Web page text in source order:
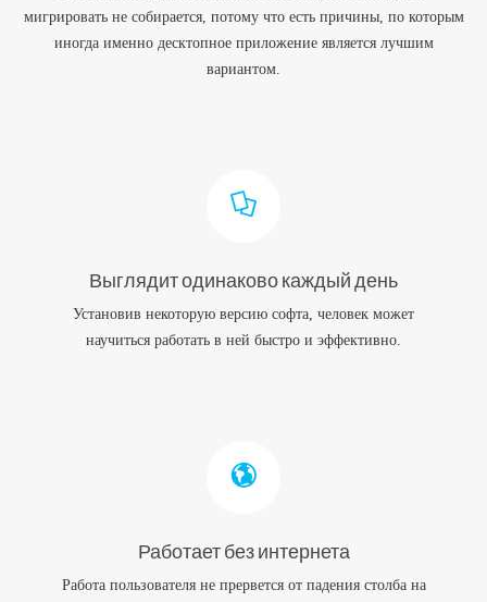
мигрировать не собирается, потому что есть причины, по которым
иногда именно десктопное приложение является лучшим
вариантом.
Выглядит одинаково каждый день
Установив некоторую версию софта, человек может
научиться работать в ней быстро и эффективно.
Работает без интернета
Работа пользователя не прервется от падения столба на